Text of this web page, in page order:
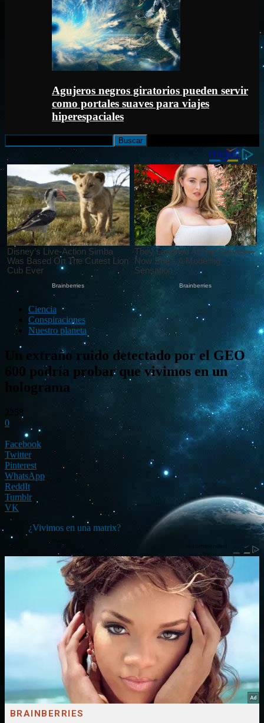
Agujeros negros giratorios pueden servir
como portales suaves para viajes
hiperespaciales
Ciencia
Conspiraciones
Nuestro planeta
Un extraño ruido detectado por el GEO
600 podría probar que vivimos en un
holograma
0
Facebook
Twitter
Pinterest
WhatsApp
ReddIt
Tumblr
VK
¿Vivimos en una matrix?